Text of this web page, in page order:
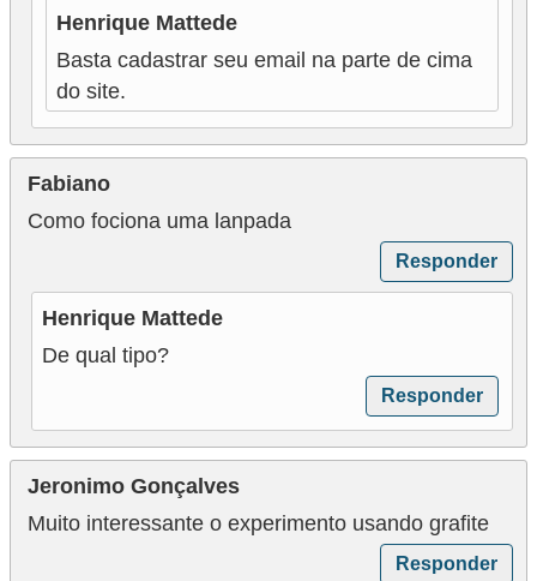
Henrique Mattede
Basta cadastrar seu email na parte de cima
do site.
Fabiano
Como fociona uma lanpada
Responder
Henrique Mattede
De qual tipo?
Responder
Jeronimo Gonçalves
Muito interessante o experimento usando grafite
Responder
a
s
e
l
é
r
c
s
S
e